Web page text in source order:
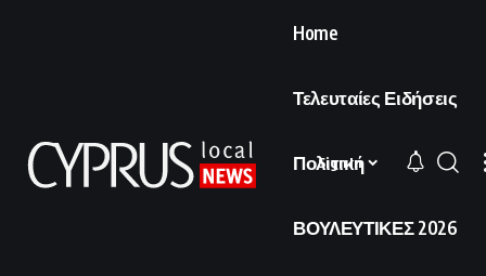
Home
Τελευταίες Ειδήσεις
Πολιτική
ΒΟΥΛΕΥΤΙΚΕΣ 2026
Sign In